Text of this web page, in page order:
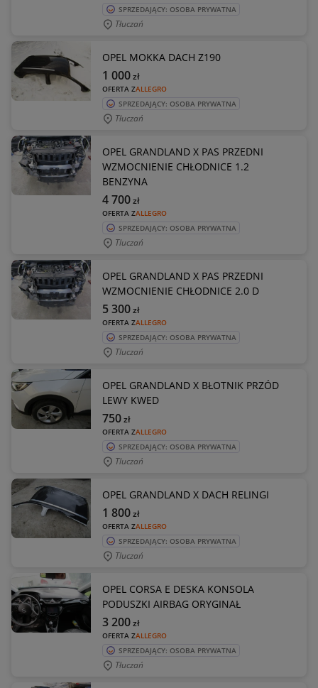
SPRZEDAJĄCY: OSOBA PRYWATNA
Tłuczań
OPEL MOKKA DACH Z190
OFERTA ZALLEGRO
1 000zł
SPRZEDAJĄCY: OSOBA PRYWATNA
Tłuczań
OPEL GRANDLAND X PAS PRZEDNI
WZMOCNIENIE CHŁODNICE 1.2
BENZYNA
OFERTA ZALLEGRO
4 700zł
SPRZEDAJĄCY: OSOBA PRYWATNA
Tluczań
OPEL GRANDLAND X PAS PRZEDNI
WZMOCNIENIE CHŁODNICE 2.0 D
OFERTA ZALLEGRO
5 300zł
SPRZEDAJĄCY: OSOBA PRYWATNA
Tluczań
OPEL GRANDLAND X BŁOTNIK PRZÓD
LEWY KWED
OFERTA ZALLEGRO
750zł
SPRZEDAJĄCY: OSOBA PRYWATNA
Tluczań
OPEL GRANDLAND X DACH RELINGI
OFERTA ZALLEGRO
1 800zł
SPRZEDAJĄCY: OSOBA PRYWATNA
Tluczań
OPEL CORSA E DESKA KONSOLA
PODUSZKI AIRBAG ORYGINAŁ
OFERTA ZALLEGRO
3 200zł
SPRZEDAJĄCY: OSOBA PRYWATNA
Tłuczań